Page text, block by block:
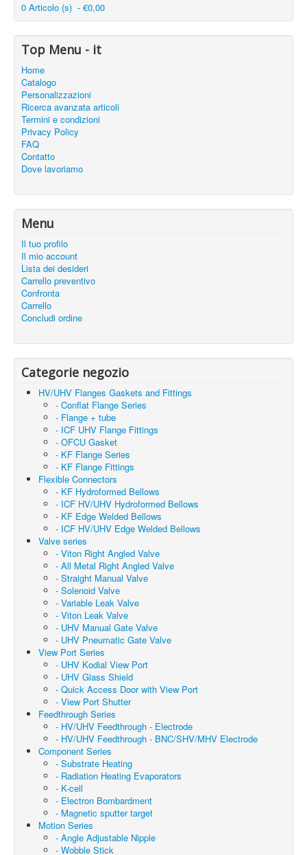
0 Articolo (s) - €0,00
Top Menu - it
Home
Catalogo
Personalizzazioni
Ricerca avanzata articoli
Termini e condizioni
Privacy Policy
FAQ
Contatto
Dove lavoriamo
Menu
Il tuo profilo
Il mio account
Lista dei desideri
Carrello preventivo
Confronta
Carrello
Concludi ordine
Categorie negozio
HV/UHV Flanges Gaskets and Fittings
- Conflat Flange Series
- Flange + tube
- ICF UHV Flange Fittings
- OFCU Gasket
- KF Flange Series
- KF Flange Fittings
Flexible Connectors
- KF Hydroformed Bellows
- ICF HV/UHV Hydroformed Bellows
- KF Edge Welded Bellows
- ICF HV/UHV Edge Welded Bellows
Valve series
- Viton Right Angled Valve
- All Metal Right Angled Valve
- Straight Manual Valve
- Solenoid Valve
- Variable Leak Valve
- Viton Leak Valve
- UHV Manual Gate Valve
- UHV Pneumatic Gate Valve
View Port Series
- UHV Kodial View Port
- UHV Glass Shield
- Quick Access Door with View Port
- View Port Shutter
Feedthrough Series
- HV/UHV Feedthrough - Electrode
- HV/UHV Feedthrough - BNC/SHV/MHV Electrode
Component Series
- Substrate Heating
- Radiation Heating Evaporators
- K-cell
- Electron Bombardment
- Magnetic sputter target
Motion Series
- Angle Adjustable Nipple
- Wobble Stick